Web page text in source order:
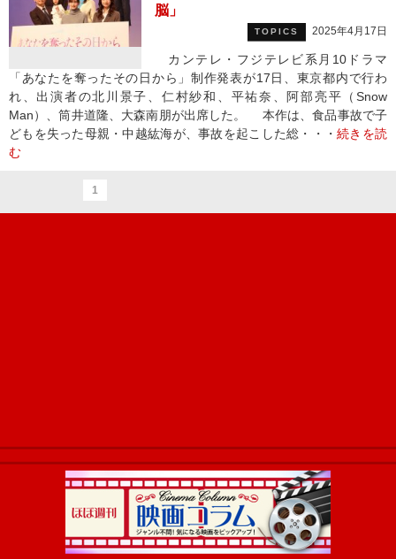
脳」
TOPICS 2025年4月17日
カンテレ・フジテレビ系月10ドラマ
「あなたを奪ったその日から」制作発表が17日、東京都内で行わ
れ、出演者の北川景子、仁村紗和、平祐奈、阿部亮平（Snow
Man）、筒井道隆、大森南朋が出席した。 本作は、食品事故で子
どもを失った母親・中越紘海が、事故を起こした総・・・続きを読
む
1